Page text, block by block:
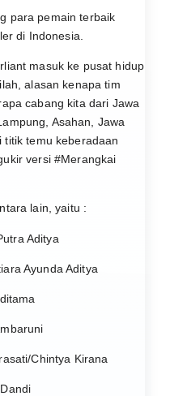
para pemain terbaik
di Indonesia.
masuk ke pusat hidup
alasan kenapa tim
cabang kita dari Jawa
Asahan, Jawa
titik temu keberadaan
versi #Merangkai
lain, yaitu :
Aditya
Ayunda Aditya
Chintya Kirana